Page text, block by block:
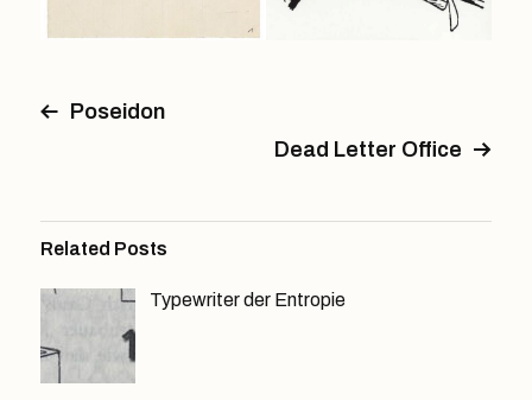
Poseidon
Dead Letter Office
Related Posts
Typewriter der Entropie